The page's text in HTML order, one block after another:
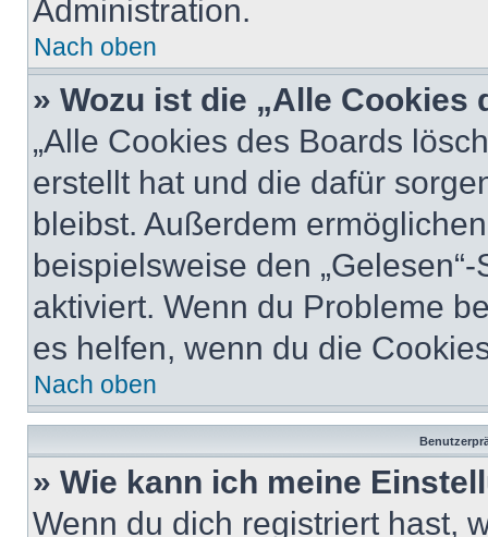
Administration.
Nach oben
» Wozu ist die „Alle
„Alle Cookies des Boards
erstellt hat und die dafür
bleibst. Außerdem
beispielsweise den
aktiviert. Wenn du Probleme
es helfen, wenn du die
Nach oben
» Wie kann ich meine
Wenn du dich registriert hast,